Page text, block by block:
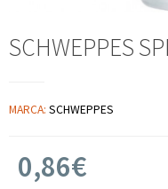
SCHWEPPES
MARCA: SCHWEPPES
0,86€